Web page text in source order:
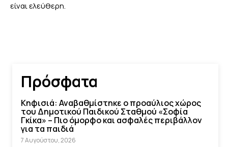
είναι ελεύθερη.
Πρόσφατα
Κηφισιά: Αναβαθμίστηκε ο προαύλιος χώρος
του Δημοτικού Παιδικού Σταθμού «Σοφία
Γκίκα» – Πιο όμορφο και ασφαλές περιβάλλον
για τα παιδιά
7 Αυγούστου, 2026